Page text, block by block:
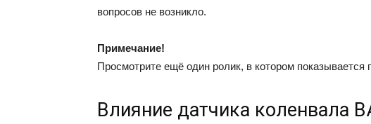
вопросов не возникло.
Примечание!
Просмотрите ещё один ролик, в котором показывается
Влияние датчика коленвала